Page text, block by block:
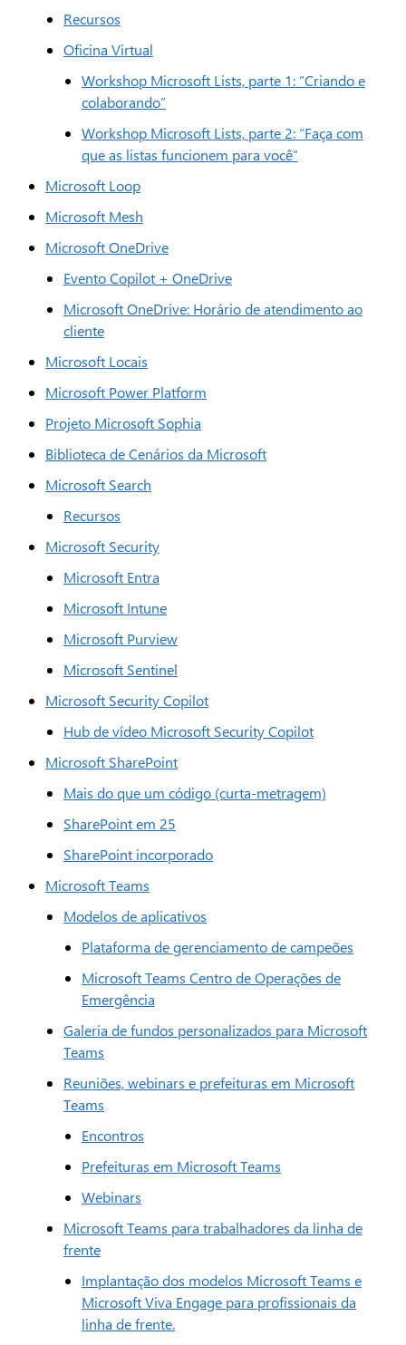
Recursos
Oficina Virtual
Workshop Microsoft Lists, parte 1: “Criando e
colaborando”
Workshop Microsoft Lists, parte 2: “Faça com
que as listas funcionem para você”
Microsoft Loop
Microsoft Mesh
Microsoft OneDrive
Evento Copilot + OneDrive
Microsoft OneDrive: Horário de atendimento ao
cliente
Microsoft Locais
Microsoft Power Platform
Projeto Microsoft Sophia
Biblioteca de Cenários da Microsoft
Microsoft Search
Recursos
Microsoft Security
Microsoft Entra
Microsoft Intune
Microsoft Purview
Microsoft Sentinel
Microsoft Security Copilot
Hub de vídeo Microsoft Security Copilot
Microsoft SharePoint
Mais do que um código (curta-metragem)
SharePoint em 25
SharePoint incorporado
Microsoft Teams
Modelos de aplicativos
Plataforma de gerenciamento de campeões
Microsoft Teams Centro de Operações de
Emergência
Galeria de fundos personalizados para Microsoft
Teams
Reuniões, webinars e prefeituras em Microsoft
Teams
Encontros
Prefeituras em Microsoft Teams
Webinars
Microsoft Teams para trabalhadores da linha de
frente
Implantação dos modelos Microsoft Teams e
Microsoft Viva Engage para profissionais da
linha de frente.